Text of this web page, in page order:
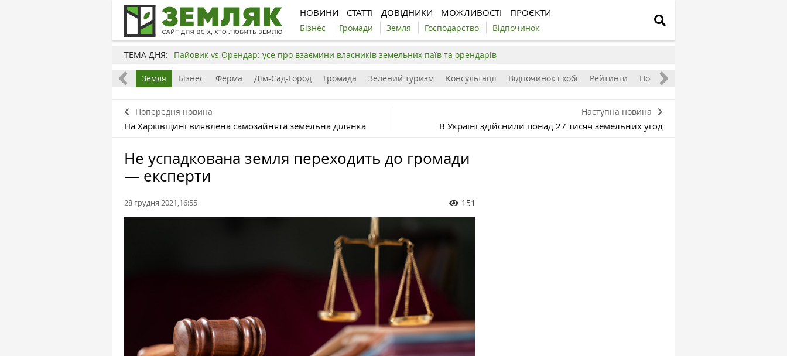
НОВИНИ СТАТТІ ДОВІДНИКИ МОЖЛИВОСТІ ПРОЄКТИ
Бізнес Громади Земля Господарство Відпочинок
ТЕМА ДНЯ: Пайовик vs Орендар: усе про взаємини власників земельних паїв та орендарів
Все Земля Бізнес Ферма Дім-Сад-Город Громада Зелений туризм Консультації Відпочинок і хобі Рейтинги Посівний календар
Попередня новина
На Харківщині виявлена самозайнята земельна ділянка
Наступна новина
В Україні здійснили понад 27 тисяч земельних угод
Не успадкована земля переходить до громади
— експерти
28 грудня 2021,16:55 151